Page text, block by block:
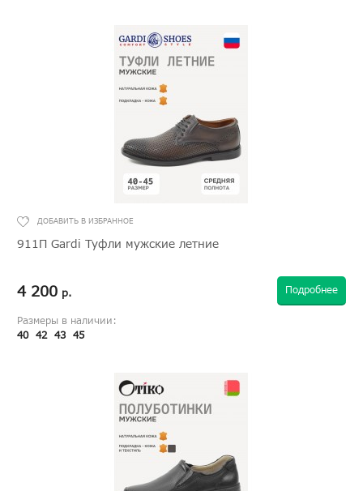
911П Gardi Туфли мужские летние
4 200 р. Подробнее
Размеры в наличии:
40 42 43 45